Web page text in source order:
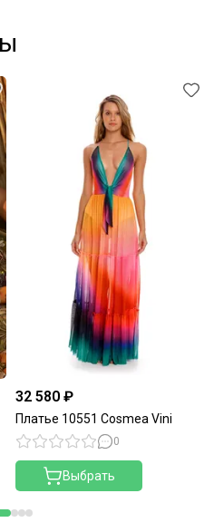
32 580 ₽
Платье 10551 Cosmea Vini
0
Выбрать